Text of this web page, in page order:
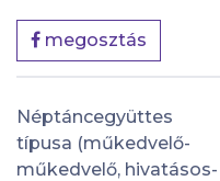
megosztás
Néptáncegyüttes
típusa (műkedvelő-
műkedvelő, hivatásos-